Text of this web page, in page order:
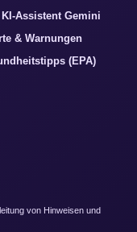
Assistent Gemini
& Warnungen
(EPA)
von Hinweisen und